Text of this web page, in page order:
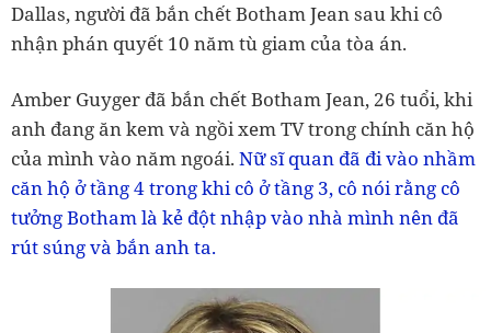
Dallas, người đã bắn chết Botham Jean sau khi cô
nhận phán quyết 10 năm tù giam của tòa án.
Amber Guyger đã bắn chết Botham Jean, 26 tuổi, khi
anh đang ăn kem và ngồi xem TV trong chính căn hộ
của mình vào năm ngoái. Nữ sĩ quan đã đi vào nhầm
căn hộ ở tầng 4 trong khi cô ở tầng 3, cô nói rằng cô
tưởng Botham là kẻ đột nhập vào nhà mình nên đã
rút súng và bắn anh ta.